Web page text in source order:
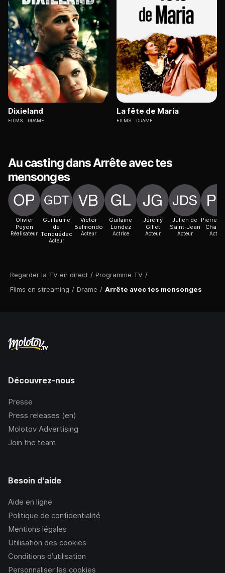
Regarder la TV en direct / Programme TV /
Films en streaming / Drame / Arrête avec tes mensonges
Dixieland
FILMS DRAME
La fête de Maria
FILMS DRAME
Au casting dans Arrête avec tes
mensonges
Olivier
Peyon
Réalisateur
Guillaume
de
Tonquédec
Acteur
Victor
Belmondo
Acteur
Guilaine
Londez
Actrice
Jérémy
Gillet
Acteur
Julien de
Saint-Jean
Acteur
Pierre-
Acteur
Découvrez-nous
Presse
Press releases (en)
Molotov Advertising
Join the team
Besoin d'aide
Aide en ligne
Politique de confidentialité
Mentions légales
Utilisation des cookies
Conditions d’utilisation
Personnaliser les cookies